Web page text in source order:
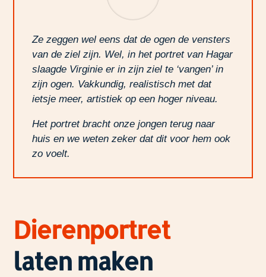
Ze zeggen wel eens dat de ogen de vensters
van de ziel zijn. Wel, in het portret van Hagar
slaagde Virginie er in zijn ziel te ‘vangen’ in
zijn ogen. Vakkundig, realistisch met dat
ietsje meer, artistiek op een hoger niveau.
Het portret bracht onze jongen terug naar
huis en we weten zeker dat dit voor hem ook
zo voelt.
Dierenportret
laten maken